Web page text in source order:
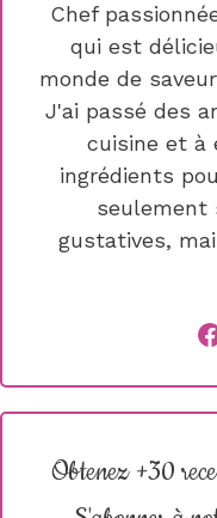
Chef
qui est
monde de
J'ai passé des
cuisine et à
ingrédients
seulement
gustatives,
Obtenez +30